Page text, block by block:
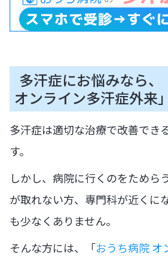
多汗症にお悩みなら
オンライン多汗症外来」
多汗症は適切な治療で改善でき
す。
しかし、病院に行くのをためら
が取れない方、専門科が近くに
も少なくありません。
そんな方には、「おうち病院 オ